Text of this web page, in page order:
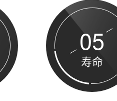
05
寿命